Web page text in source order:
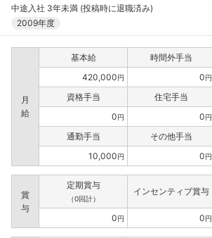
中途入社 3年未満 (投稿時に退職済み)
2009年度
月
給
基本給 時間外手当
420,000円 0円
資格手当 住宅手当
0円 0円
通勤手当
その他手当
10,000円 0円
賞
与
定期賞与
（0回計）
インセンティブ賞与
0円 0円